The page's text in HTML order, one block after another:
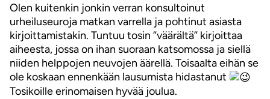
Olen kuitenkin jonkin verran konsultoinut
urheiluseuroja matkan varrella ja pohtinut asiasta
kirjoittamistakin. Tuntuu tosin ”väärältä” kirjoittaa
aiheesta, jossa on ihan suoraan katsomossa ja siellä
niiden helppojen neuvojen äärellä. Toisaalta eihän se
ole koskaan ennenkään lausumista hidastanut
Tosikoille erinomaisen hyvää joulua.